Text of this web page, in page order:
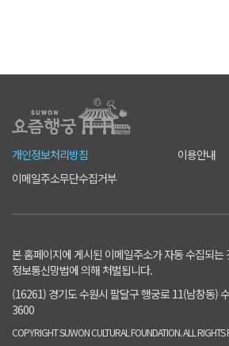
개인정보처리방침
이용안내
이메일주소무단수집거부
본 홈페이지에 게시된 이메일주소가 자동 수집되는
정보통신망법에 의해 처벌됩니다.
(16261) 경기도 수원시 팔달구 행궁로 11(남창동)
3600
COPYRIGHT SUWON CULTURAL FOUNDATION. ALL RIGHTS